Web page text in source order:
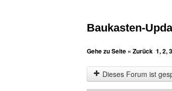
Baukasten-
Gehe zu Seite « Zurück 1,2,3
Dieses Forum ist